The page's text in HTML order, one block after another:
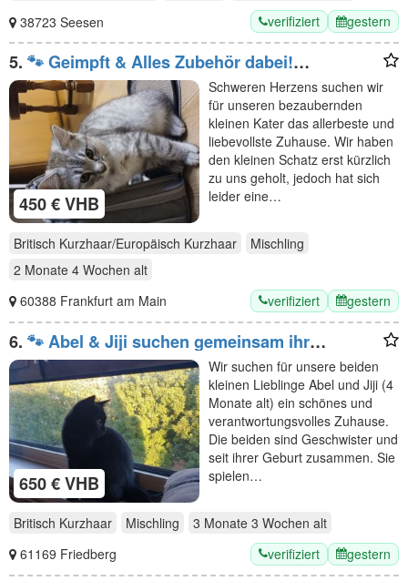
38723 Seesen
verifiziert gestern
5. ​🐾 Geimpft & Alles Zubehör dabei!
Herzensbrecher-Kätzchen (geb. 09.05.2026)
sucht liebevolles Heim
450 € VHB
Schweren Herzens suchen wir
für unseren bezaubernden
kleinen Kater das allerbeste und
liebevollste Zuhause. Wir haben
den kleinen Schatz erst kürzlich
zu uns geholt, jedoch hat sich
leider eine…
Britisch Kurzhaar/Europäisch Kurzhaar
Mischling
2 Monate 4 Wochen alt
60388 Frankfurt am Main
verifiziert gestern
6. 🐾 Abel & Jiji suchen gemeinsam ihr
liebevolles Für-immer-Zuhause ❤️
650 € VHB
Wir suchen für unsere beiden
kleinen Lieblinge Abel und Jiji (4
Monate alt) ein schönes und
verantwortungsvolles Zuhause.
Die beiden sind Geschwister und
seit ihrer Geburt zusammen. Sie
spielen…
Britisch Kurzhaar Mischling 3 Monate 3 Wochen alt
61169 Friedberg
verifiziert gestern